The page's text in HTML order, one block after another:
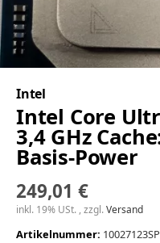
Intel
Intel Core
3,4 GHz
Basis-Power
249,01 €
inkl. 19% USt. , zzgl.Versand
Artikelnummer: 10027123SP